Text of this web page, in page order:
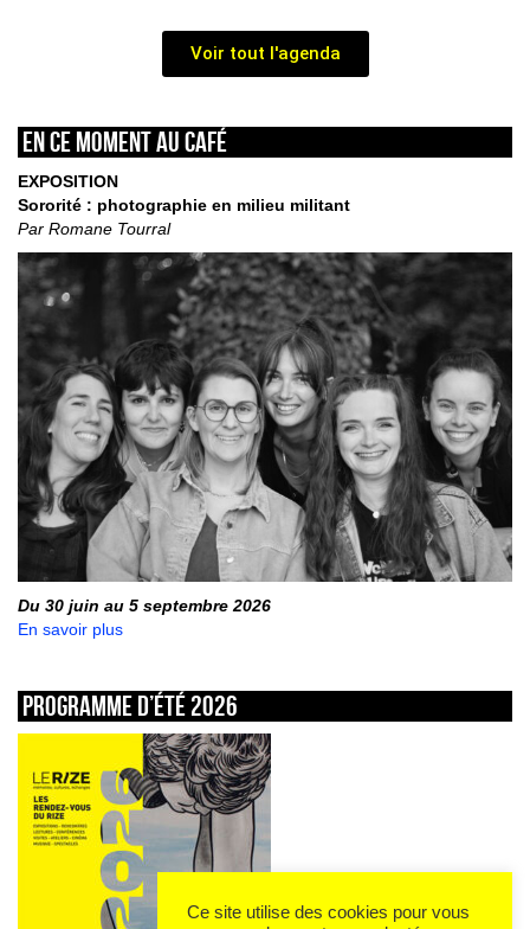
Voir tout l'agenda
En ce moment au café
EXPOSITION
Sororité : photographie en milieu militant
Par Romane Tourral
Du 30 juin au 5 septembre 2026
En savoir plus
Programme d’été 2026
Ce site utilise des cookies pour vous